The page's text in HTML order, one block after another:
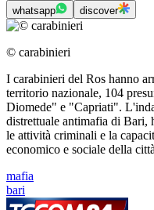
whatsapp discover
© carabinieri
I carabinieri del Ros hanno
territorio nazionale, 104
Diomede" e "Capriati".
distrettuale antimafia di Bari,
le attività criminali e la
economico e sociale della
mafia
bari